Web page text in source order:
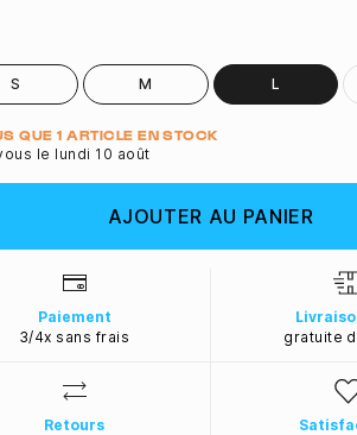
S M L
QUE 1 ARTICLE EN STOCK
le lundi 10 août
AJOUTER AU PANIER
Paiement
3/4x sans frais
gratuite
Retours